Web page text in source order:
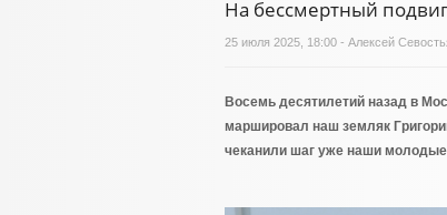
На бессмертный
25 июля 2025, 18:00 - Алексей
Восемь десятилетий назад в
маршировал наш земляк
чеканили шаг уже наши